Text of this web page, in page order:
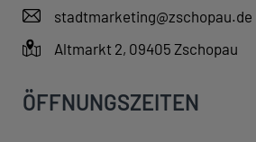
stadtmarketing@zschopau.de
Altmarkt 2, 09405 Zschopau
ÖFFNUNGSZEITEN